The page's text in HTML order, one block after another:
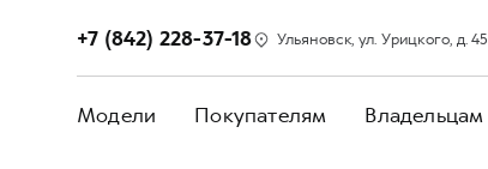
+7 (842) 228-37-18 Ульяновск, ул. Урицкого, д. 45
Модели Покупателям Владельцам